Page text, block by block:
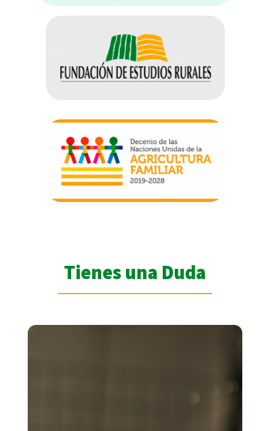
Tienes una Duda